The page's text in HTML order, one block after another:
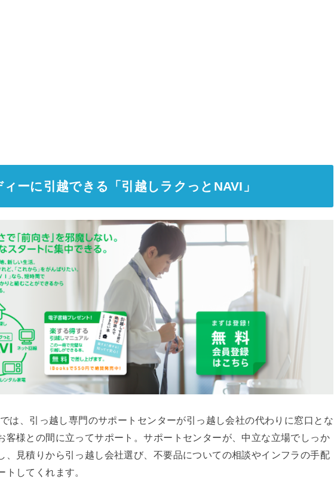
ーに引越できる「引越しラクっとNAVI」
は、引っ越し専門のサポートセンターが引っ越し会社の代わりに窓口とな
客様との間に立ってサポート。サポートセンターが、中立な立場でしっか
、見積りから引っ越し会社選び、不要品についての相談やインフラの手配
トしてくれます。